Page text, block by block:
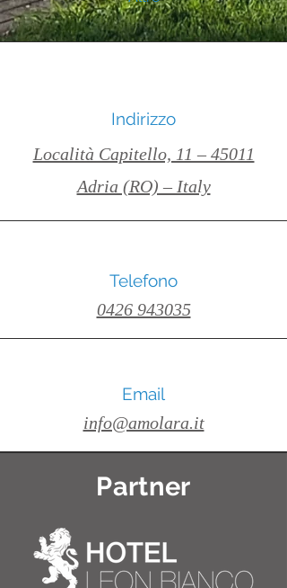
Indirizzo
Località Capitello, 11 – 45011
Adria (RO) – Italy
Telefono
0426 943035
Email
info@amolara.it
Partner